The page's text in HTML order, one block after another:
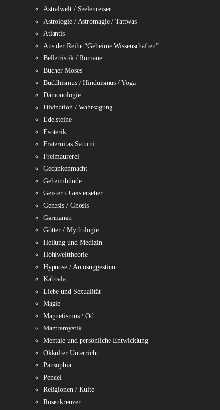
Astralwelt / Seelenreisen
Astrologie / Astromagie / Tattwas
Atlantis
Aus der Reihe “Geheime Wissenschaften”
Belletristik / Romane
Bücher Moses
Buddhismus / Hinduismus / Yoga
Dämonologie
Divination / Wahrsagung
Edelsteine
Esoterik
Fraternitas Saturni
Freimaurerei
Gedankenmacht
Geheimbünde
Geister / Geisterseher
Genesis / Gnosis
Germanen
Götter / Mythologie
Heilung und Medizin
Hohlwelttheorie
Hypnose / Autosuggestion
Kabbala
Liebe und Sexualität
Magie
Magnetismus / Od
Mantramystik
Mentale und persönliche Entwicklung
Okkulter Unterricht
Pansophia
Pendel
Religionen / Kulte
Rosenkreuzer